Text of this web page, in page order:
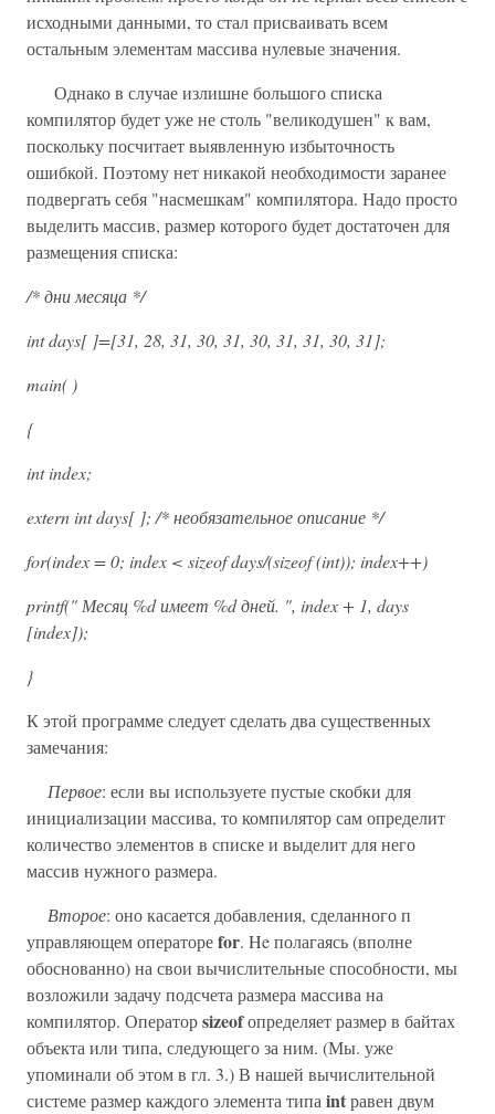
исходными данными, то стал присваивать всем
остальным элементам массива нулевые значения.
Однако в случае излишне большого списка
компилятор будет уже не столь "великодушен" к вам,
поскольку посчитает выявленную избыточность
ошибкой. Поэтому нет никакой необходимости заранее
подвергать себя "насмешкам" компилятора. Надо просто
выделить массив, размер которого будет достаточен для
размещения списка:
/* дни месяца */
int days[ ]=[31, 28, 31, 30, 31, 30, 31, 31, 30, 31];
main( )
{
int index;
extern int days[ ]; /* необязательное описание */
for(index = 0; index < sizeof days/(sizeof (int)); index++)
printf(" Месяц %d имеет %d дней. ", index + 1, days
[index]);
}
К этой программе следует сделать два существенных
замечания:
Первое: если вы используете пустые скобки для
инициализации массива, то компилятор сам определит
количество элементов в списке и выделит для него
массив нужного размера.
Второе: оно касается добавления, сделанного п
управляющем оператореfor. He полагаясь (вполне
обоснованно) на свои вычислительные способности, мы
возложили задачу подсчета размера массива на
компилятор. Операторsizeofопределяет размер в байтах
объекта или типа, следующего за ним. (Мы. уже
упоминали об этом в гл. 3.) В нашей вычислительной
системе размер каждого элемента типа intравен двум